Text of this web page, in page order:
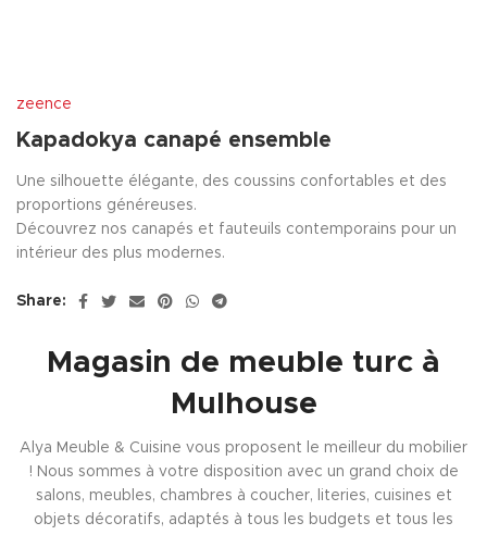
zeence
Kapadokya canapé ensemble
Une silhouette élégante, des coussins confortables et des
proportions généreuses.
Découvrez nos canapés et fauteuils contemporains pour un
intérieur des plus modernes.
Share:
Magasin de meuble turc à
Mulhouse
Alya Meuble & Cuisine vous proposent le meilleur du mobilier
! Nous sommes à votre disposition avec un grand choix de
salons, meubles, chambres à coucher, literies, cuisines et
objets décoratifs, adaptés à tous les budgets et tous les